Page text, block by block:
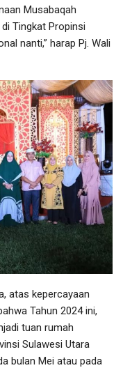
Musabaqah
Tingkat Propinsi
nanti,” harap Pj. Wali
atas kepercayaan
Tahun 2024 ini,
tuan rumah
Sulawesi Utara
bulan Mei atau pada